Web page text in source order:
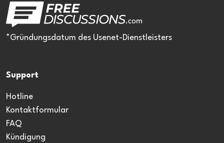
*Gründungsdatum des Usenet-Dienstleisters
Support
Hotline
Kontaktformular
FAQ
Kündigung